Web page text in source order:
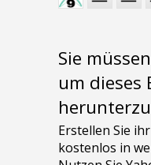
Sie
um dieses